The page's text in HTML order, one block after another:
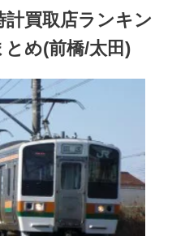
買取店ランキン
め(前橋/太田)